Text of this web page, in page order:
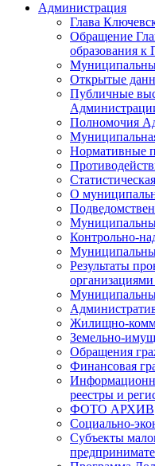
Администрация
Глава
Обращение
образования к
Открытые
Публичные
Полномочия
Нормативные
О
Контрольно-
Результаты
Жилищно-
Земельно-
Обращения
Финансовая
реестры и
ФОТО АРХИВ
Социально-
Субъекты